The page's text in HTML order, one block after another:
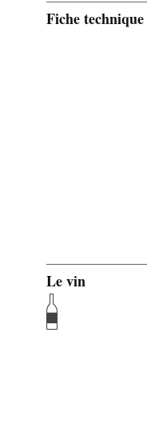
Fiche technique
Le vin